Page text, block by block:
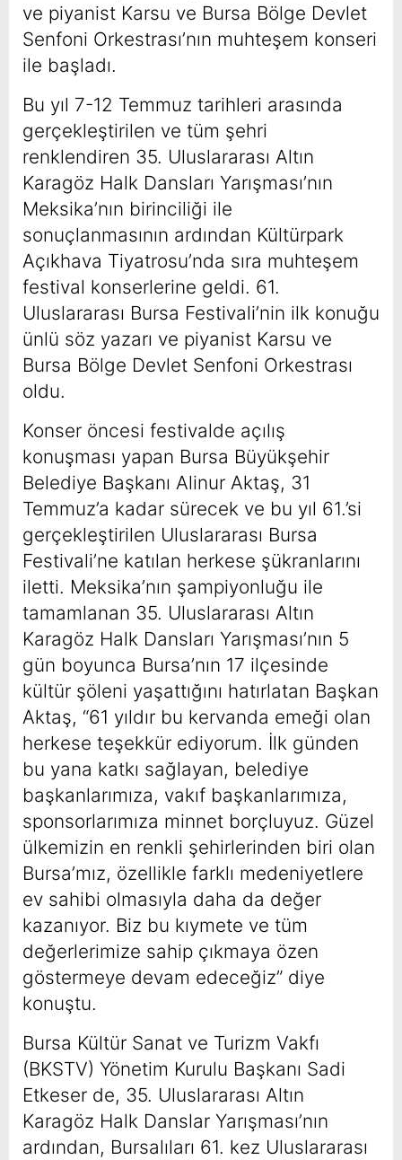
ve piyanist Karsu ve Bursa Bölge Devlet
Senfoni Orkestrası’nın muhteşem konseri
ile başladı.
Bu yıl 7-12 Temmuz tarihleri arasında
gerçekleştirilen ve tüm şehri
renklendiren 35. Uluslararası Altın
Karagöz Halk Dansları Yarışması’nın
Meksika’nın birinciliği ile
sonuçlanmasının ardından Kültürpark
Açıkhava Tiyatrosu’nda sıra muhteşem
festival konserlerine geldi. 61.
Uluslararası Bursa Festivali’nin ilk konuğu
ünlü söz yazarı ve piyanist Karsu ve
Bursa Bölge Devlet Senfoni Orkestrası
oldu.
Konser öncesi festivalde açılış
konuşması yapan Bursa Büyükşehir
Belediye Başkanı Alinur Aktaş, 31
Temmuz’a kadar sürecek ve bu yıl 61.’si
gerçekleştirilen Uluslararası Bursa
Festivali’ne katılan herkese şükranlarını
iletti. Meksika’nın şampiyonluğu ile
tamamlanan 35. Uluslararası Altın
Karagöz Halk Dansları Yarışması’nın 5
gün boyunca Bursa’nın 17 ilçesinde
kültür şöleni yaşattığını hatırlatan Başkan
Aktaş, “61 yıldır bu kervanda emeği olan
herkese teşekkür ediyorum. İlk günden
bu yana katkı sağlayan, belediye
başkanlarımıza, vakıf başkanlarımıza,
sponsorlarımıza minnet borçluyuz. Güzel
ülkemizin en renkli şehirlerinden biri olan
Bursa’mız, özellikle farklı medeniyetlere
ev sahibi olmasıyla daha da değer
kazanıyor. Biz bu kıymete ve tüm
değerlerimize sahip çıkmaya özen
göstermeye devam edeceğiz” diye
konuştu.
Bursa Kültür Sanat ve Turizm Vakfı
(BKSTV) Yönetim Kurulu Başkanı Sadi
Etkeser de, 35. Uluslararası Altın
Karagöz Halk Danslar Yarışması’nın
ardından, Bursalıları 61. kez Uluslararası